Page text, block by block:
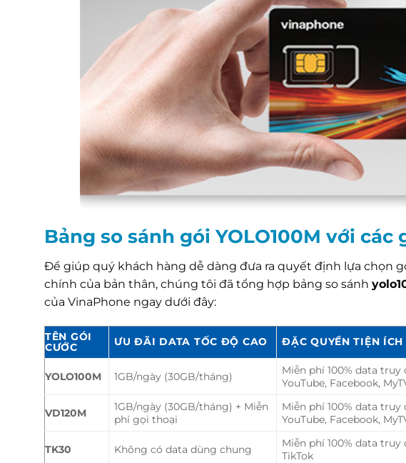
Bảng so sánh gói YOLO100M với
Để giúp quý khách hàng dễ dàng đưa ra quyết định lựa chọn
chính của bản thân, chúng tôi đã tổng hợp bảng so sánh
của VinaPhone ngay dưới đây:
TÊN GÓI
CƯỚC
ƯU ĐÃI DATA TỐC ĐỘ CAO ĐẶC QUYỀN TIỆN ÍCH
YOLO100M 1GB/ngày (30GB/tháng)
Miễn phí 100% data truy
YouTube, Facebook,
VD120M
1GB/ngày (30GB/tháng) + Miễn
phí gọi thoại
Miễn phí 100% data truy
YouTube, Facebook,
TK30 Không có data dùng chung
Miễn phí 100% data
TikTok